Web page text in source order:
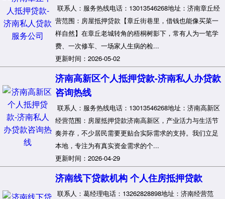
联系人：服务热线电话：13013546268地址：济南章丘经
营范围：房屋抵押贷款【章丘街巷里，借钱也能像买菜一
样自然】在章丘老城转角的梧桐树影下，常有人为一笔学
费、一次修车、一场家人生病的检...
更新时间：2026-05-02
济南高新区个人抵押贷款-济南私人办贷款
咨询热线
联系人：服务热线电话：13013546268地址：济南高新区
经营范围：房屋抵押贷款济南高新区，产业活力与生活节
奏并存，不少居民需要更贴合实际需求的支持。我们立足
本地，专注为有真实资金需求的个...
更新时间：2026-04-29
济南线下贷款机构 个人住房抵押贷款
联系人：葛经理电话：13262828898地址：济南经营范